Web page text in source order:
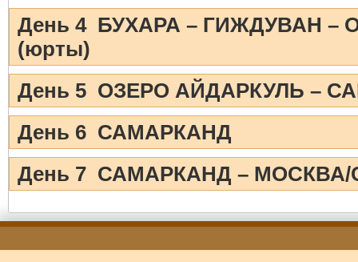
День 4 БУХАРА – ГИЖДУВАН –
(юрты)
День 5 ОЗЕРО АЙДАРКУЛЬ –
День 6 САМАРКАНД
День 7 САМАРКАНД – МОСКВА/